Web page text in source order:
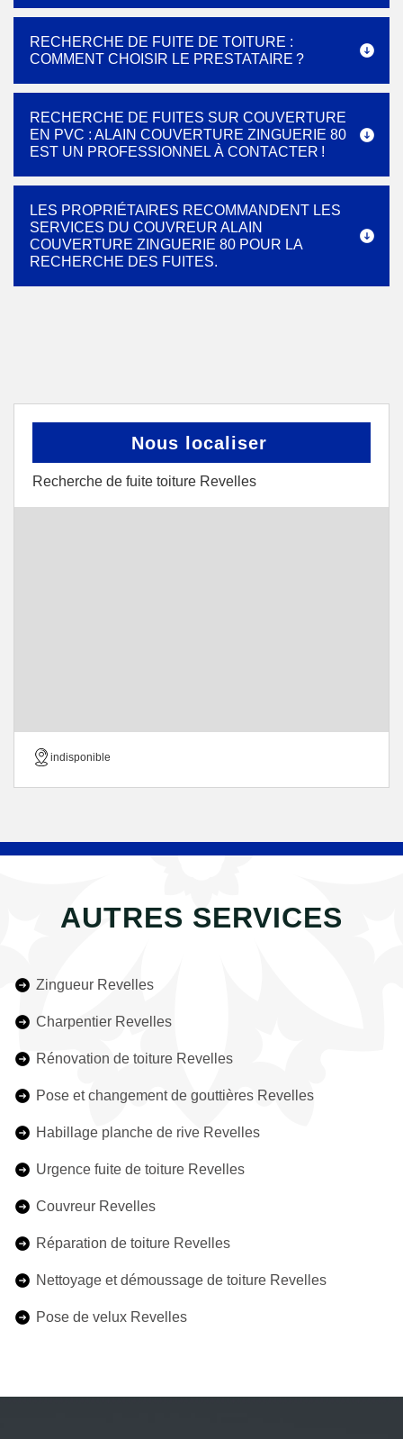
RECHERCHE DE FUITE DE TOITURE :
COMMENT CHOISIR LE PRESTATAIRE ?
RECHERCHE DE FUITES SUR COUVERTURE
EN PVC : ALAIN COUVERTURE ZINGUERIE 80
EST UN PROFESSIONNEL À CONTACTER !
LES PROPRIÉTAIRES RECOMMANDENT LES
SERVICES DU COUVREUR ALAIN
COUVERTURE ZINGUERIE 80 POUR LA
RECHERCHE DES FUITES.
Nous localiser
Recherche de fuite toiture Revelles
indisponible
AUTRES SERVICES
Zingueur Revelles
Charpentier Revelles
Rénovation de toiture Revelles
Pose et changement de gouttières Revelles
Habillage planche de rive Revelles
Urgence fuite de toiture Revelles
Couvreur Revelles
Réparation de toiture Revelles
Nettoyage et démoussage de toiture Revelles
Pose de velux Revelles